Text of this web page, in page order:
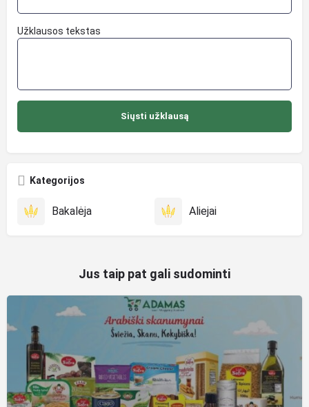
Užklausos tekstas
Kategorijos
Bakalėja Aliejai
Jus taip pat gali sudominti